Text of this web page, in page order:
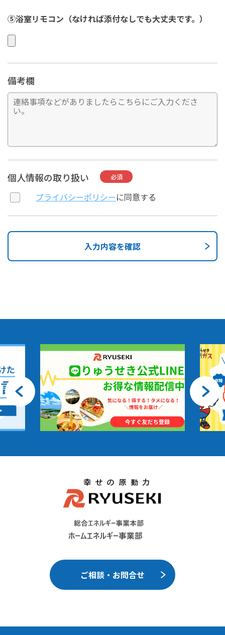
⑤浴室リモコン（なければ添付なしでも大丈夫です。）
備考欄
個人情報の取り扱い 必須
プライバシーポリシーに同意する
ご相談・お問合せ